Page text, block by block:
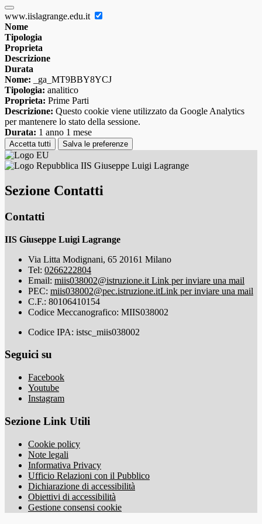
www.iislagrange.edu.it
Nome
Tipologia
Proprieta
Descrizione
Durata
Nome: _ga_MT9BBY8YCJ
Tipologia: analitico
Proprieta: Prime Parti
Descrizione: Questo cookie viene utilizzato da Google Analytics
per mantenere lo stato della sessione.
Durata: 1 anno 1 mese
Accetta tutti Salva le preferenze
IIS Giuseppe Luigi Lagrange
Sezione Contatti
Contatti
IIS Giuseppe Luigi Lagrange
Via Litta Modignani, 65 20161 Milano
Tel: 0266222804
Email: miis038002@istruzione.it Link per inviare una mail
PEC: miis038002@pec.istruzione.itLink per inviare una mail
C.F.: 80106410154
Codice Meccanografico: MIIS038002
Codice IPA: istsc_miis038002
Seguici su
Facebook
Youtube
Instagram
Sezione Link Utili
Cookie policy
Note legali
Informativa Privacy
Ufficio Relazioni con il Pubblico
Dichiarazione di accessibilità
Obiettivi di accessibilità
Gestione consensi cookie